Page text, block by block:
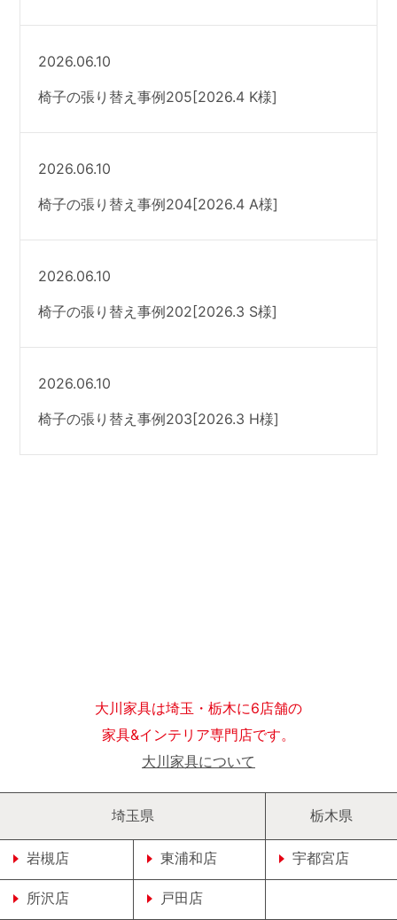
2026.06.10
椅子の張り替え事例205[2026.4 K様]
2026.06.10
椅子の張り替え事例204[2026.4 A様]
2026.06.10
椅子の張り替え事例202[2026.3 S様]
2026.06.10
椅子の張り替え事例203[2026.3 H様]
大川家具は埼玉・栃木に6店舗の
家具&インテリア専門店です。
大川家具について
埼玉県
岩槻店 東浦和店
所沢店 戸田店
栃木県
宇都宮店